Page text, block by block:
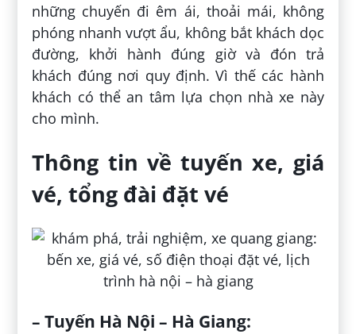
những chuyến đi êm ái, thoải mái, không
phóng nhanh vượt ẩu, không bắt khách dọc
đường, khởi hành đúng giờ và đón trả
khách đúng nơi quy định. Vì thế các hành
khách có thể an tâm lựa chọn nhà xe này
cho mình.
Thông tin về tuyến xe, giá
vé, tổng đài đặt vé
– Tuyến Hà Nội – Hà Giang: